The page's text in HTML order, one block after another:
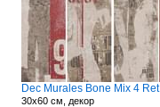
Dec Murales Bone Mix 4 Ret
30x60 см, декор